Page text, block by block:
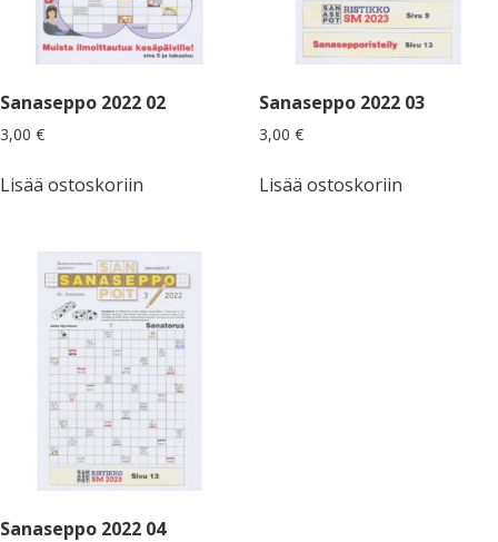
Sanaseppo 2022 02
3,00 €
Lisää ostoskoriin
Sanaseppo 2022 03
3,00 €
Lisää ostoskoriin
Sanaseppo 2022 04